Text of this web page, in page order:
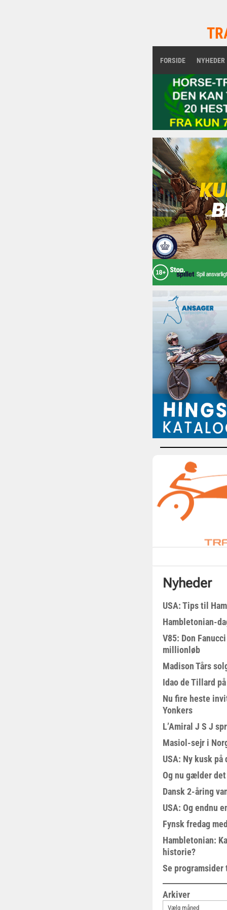
FORSIDE NYHEDER
Nyheder
USA: Tips til
Hambletonian-
V85: Don
millionløb
Madison Tårs
Idao de Tillard
Nu fire heste
Yonkers
L’Amiral J S J
Masiol-sejr i
USA: Ny kusk på
Og nu gælder
Dansk 2-åring
USA: Og endnu
Fynsk fredag
Hambletonian:
historie?
Se
Arkiver